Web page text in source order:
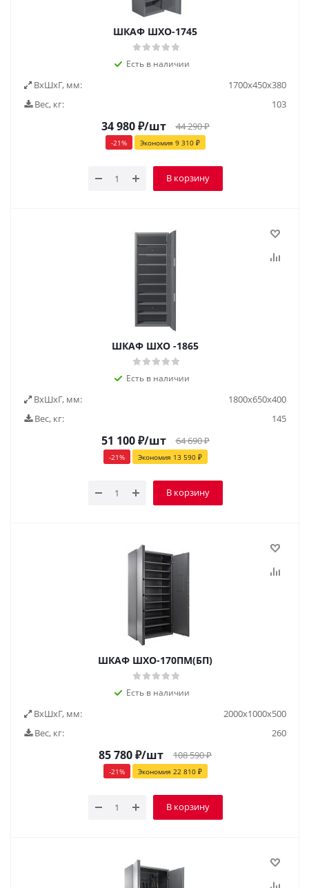
ШКАФ ШХО-1745
Есть в наличии
ВxШxГ, мм:
1700x450x380
Вес, кг:
103
34 980₽/шт 44 290₽
-21% Экономия 9 310₽
В корзину
ШКАФ ШХО -1865
Есть в наличии
ВxШxГ, мм:
1800x650x400
Вес, кг:
145
51 100₽/шт 64 690₽
-21% Экономия 13 590₽
В корзину
ШКАФ ШХО-170ПМ(БП)
Есть в наличии
ВxШxГ, мм:
2000x1000x500
Вес, кг:
260
85 780₽/шт 108 590₽
-21% Экономия 22 810₽
В корзину